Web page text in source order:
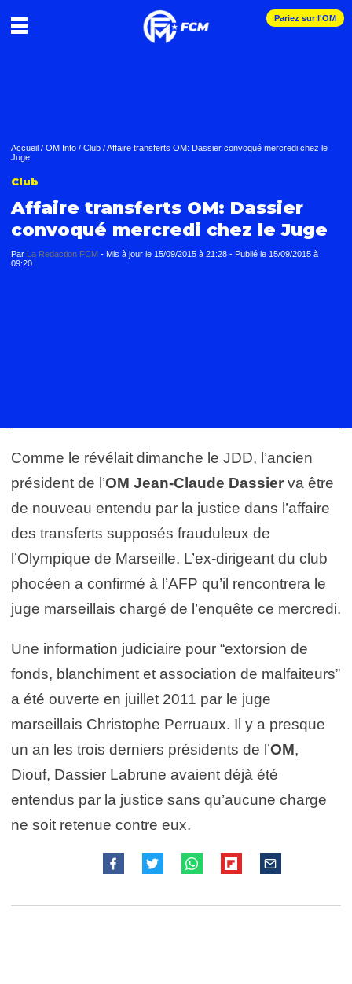
Pariez sur l'OM
Accueil / OM Info / Club /Affaire transferts OM: Dassier convoqué mercredi chez le
Juge
Club
Affaire transferts OM: Dassier
convoqué mercredi chez le Juge
Par La Redaction FCM - Mis à jour le 15/09/2015 à 21:28 - Publié le 15/09/2015 à
09:20
Comme le révélait dimanche le JDD, l’ancien
président de l’OM Jean-Claude Dassier va être
de nouveau entendu par la justice dans l’affaire
des transferts supposés frauduleux de
l’Olympique de Marseille. L’ex-dirigeant du club
phocéen a confirmé à l’AFP qu’il rencontrera le
juge marseillais chargé de l’enquête ce mercredi.
Une information judiciaire pour “extorsion de
fonds, blanchiment et association de malfaiteurs”
a été ouverte en juillet 2011 par le juge
marseillais Christophe Perruaux. Il y a presque
un an les trois derniers présidents de l’OM,
Diouf, Dassier Labrune avaient déjà été
entendus par la justice sans qu’aucune charge
ne soit retenue contre eux.